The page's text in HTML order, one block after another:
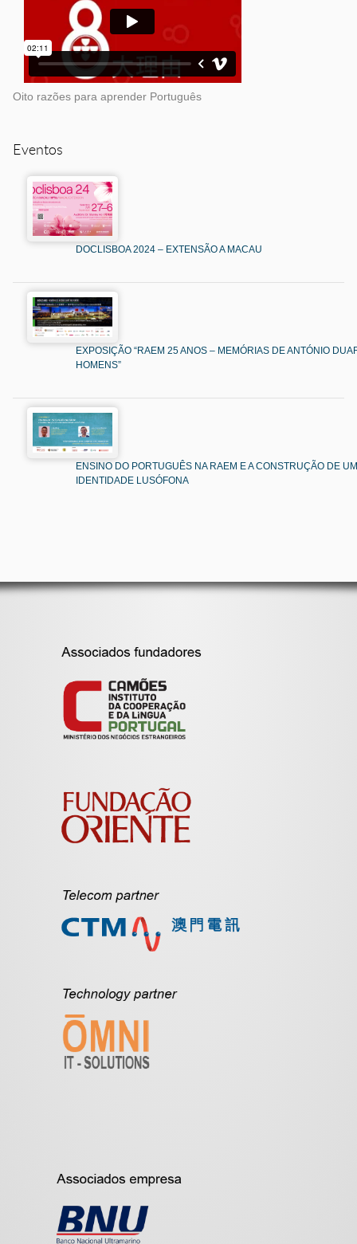
Oito razões para aprender Português
Eventos
DOCLISBOA 2024 – EXTENSÃO A MACAU
EXPOSIÇÃO “RAEM 25 ANOS – MEMÓRIAS DE ANTÓNIO
HOMENS”
ENSINO DO PORTUGUÊS NA RAEM E A CONSTRUÇÃO DE
IDENTIDADE LUSÓFONA